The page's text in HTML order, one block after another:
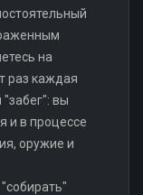
на
раз каждая
вы
и в процессе
оружие и